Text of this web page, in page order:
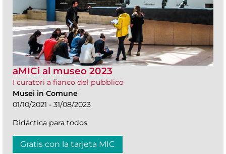
aMICi al museo 2023
I curatori a fianco del pubblico
Musei in Comune
01/10/2021 - 31/08/2023
Didáctica para todos
Gratis con la tarjeta MIC